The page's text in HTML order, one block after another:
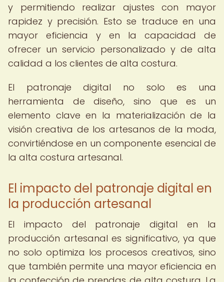
y permitiendo realizar ajustes con mayor
rapidez y precisión. Esto se traduce en una
mayor eficiencia y en la capacidad de
ofrecer un servicio personalizado y de alta
calidad a los clientes de alta costura.
El patronaje digital no solo es una
herramienta de diseño, sino que es un
elemento clave en la materialización de la
visión creativa de los artesanos de la moda,
convirtiéndose en un componente esencial de
la alta costura artesanal.
El impacto del patronaje digital en
la producción artesanal
El impacto del patronaje digital en la
producción artesanal es significativo, ya que
no solo optimiza los procesos creativos, sino
que también permite una mayor eficiencia en